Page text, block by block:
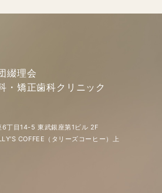
綴理会
・矯正歯科クリニック
6丁目14-5 東武銀座第1ビル 2F
COFFEE（タリーズコーヒー）上